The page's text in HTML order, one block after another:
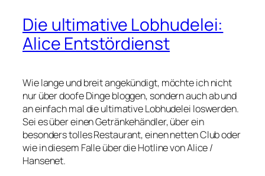
Die ultimative Lobhudelei:
Alice Entstördienst
Wie lange und breit angekündigt, möchte ich nicht
nur über doofe Dinge bloggen, sondern auch ab und
an einfach mal die ultimative Lobhudelei loswerden.
Sei es über einen Getränkehändler, über ein
besonders tolles Restaurant, einen netten Club oder
wie in diesem Falle über die Hotline von Alice /
Hansenet.